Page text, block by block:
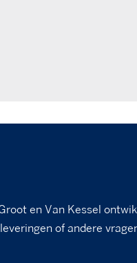
en Van Kessel
of andere